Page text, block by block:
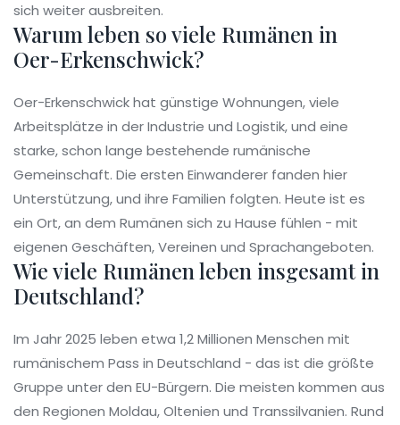
sich weiter ausbreiten.
Warum leben so viele Rumänen in
Oer-Erkenschwick?
Oer-Erkenschwick hat günstige Wohnungen, viele
Arbeitsplätze in der Industrie und Logistik, und eine
starke, schon lange bestehende rumänische
Gemeinschaft. Die ersten Einwanderer fanden hier
Unterstützung, und ihre Familien folgten. Heute ist es
ein Ort, an dem Rumänen sich zu Hause fühlen - mit
eigenen Geschäften, Vereinen und Sprachangeboten.
Wie viele Rumänen leben insgesamt in
Deutschland?
Im Jahr 2025 leben etwa 1,2 Millionen Menschen mit
rumänischem Pass in Deutschland - das ist die größte
Gruppe unter den EU-Bürgern. Die meisten kommen aus
den Regionen Moldau, Oltenien und Transsilvanien. Rund